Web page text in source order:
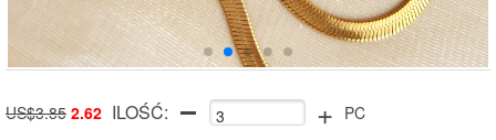
US$3.85 2.62 ILOŚĆ: + PC